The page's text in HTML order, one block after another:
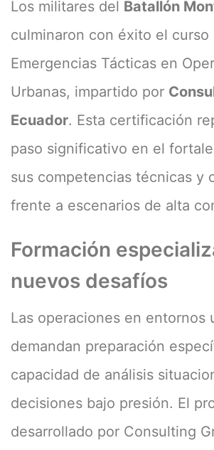
Los militares del Batallón
culminaron con éxito el curso
Emergencias Tácticas en
Urbanas, impartido por
Ecuador. Esta certificación
paso significativo en el
sus competencias técnicas y
frente a escenarios de alta
Formación
nuevos desafíos
Las operaciones en entornos
demandan preparación
capacidad de análisis
decisiones bajo presión. El
desarrollado por Consulting